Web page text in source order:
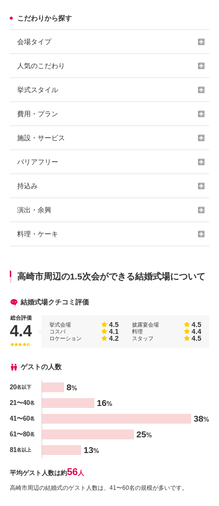
こだわりから探す
会場タイプ
人気のこだわり
挙式スタイル
費用・プラン
施設・サービス
バリアフリー
持込み
演出・余興
料理・ケーキ
高崎市周辺の1.5次会ができる結婚式場について
結婚式場クチコミ評価
総合評価
4.4 挙式会場 4.5 披露宴会場 4.5
コスパ 4.1 料理 4.4
ロケーション 4.2 スタッフ 4.5
ゲストの人数
人数
20名以下 8%
21〜40名 16%
41〜60名 38%
61〜80名 25%
81名以上 13%
平均ゲスト人数は約56人
高崎市周辺の結婚式のゲスト人数は、41〜60名の規模が多いです。